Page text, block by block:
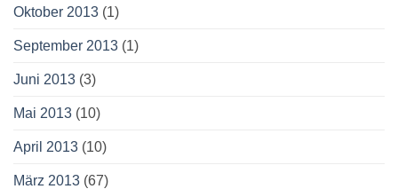
Oktober 2013 (1)
September 2013 (1)
Juni 2013 (3)
Mai 2013 (10)
April 2013 (10)
März 2013 (67)